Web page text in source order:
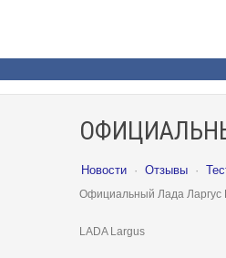
Новости · Отзывы ·
Официальный Лада Ларгус
LADA Largus